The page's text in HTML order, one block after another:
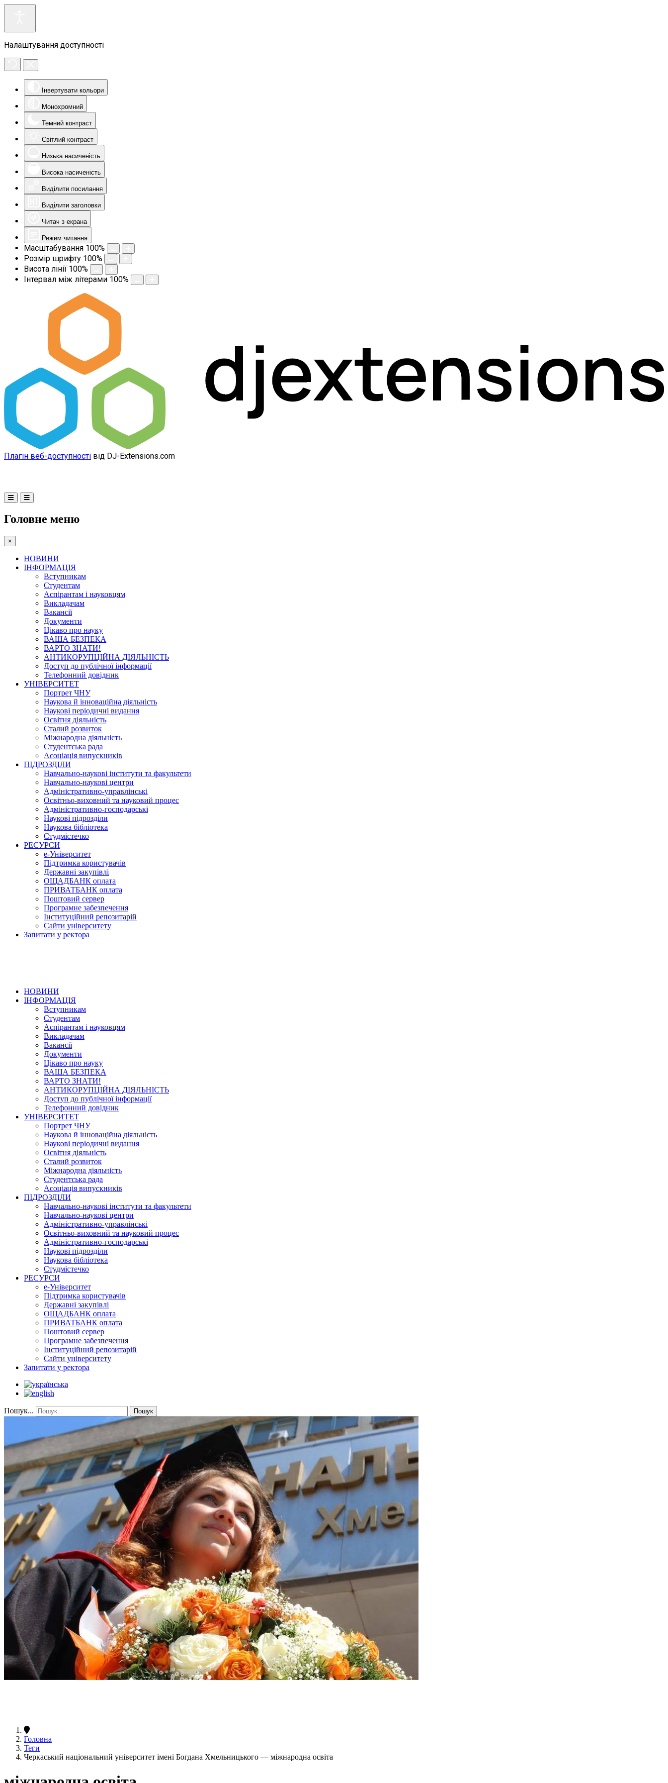
Налаштування доступності
Інвертувати кольори
Монохромний
Темний контраст
Світлий контраст
Низька насиченість
Висока насиченість
Виділити посилання
Виділити заголовки
Читач з екрана
Режим читання
Масштабування 100%
Розмір шрифту 100%
Висота лінії 100%
Інтервал між літерами 100%
Плагін веб-доступності від DJ-Extensions.com
Головне меню
×
НОВИНИ
ІНФОРМАЦІЯ
Вступникам
Студентам
Аспірантам і науковцям
Викладачам
Вакансії
Документи
Цікаво про науку
ВАША БЕЗПЕКА
ВАРТО ЗНАТИ!
АНТИКОРУПЦІЙНА ДІЯЛЬНІСТЬ
Доступ до публічної інформації
Телефонний довідник
УНІВЕРСИТЕТ
Портрет ЧНУ
Наукова й інноваційна діяльність
Наукові періодичні видання
Освітня діяльність
Сталий розвиток
Міжнародна діяльність
Студентська рада
Асоціація випускників
ПІДРОЗДІЛИ
Навчально-наукові інститути та факультети
Навчально-наукові центри
Адміністративно-управлінські
Освітньо-виховний та науковий процес
Адміністративно-господарські
Наукові підрозділи
Наукова бібліотека
Студмістечко
РЕСУРСИ
е-Університет
Підтримка користувачів
Державні закупівлі
ОЩАДБАНК оплата
ПРИВАТБАНК оплата
Поштовий сервер
Програмне забезпечення
Інституційний репозитарій
Сайти університету
Запитати у ректора
НОВИНИ
ІНФОРМАЦІЯ
Вступникам
Студентам
Аспірантам і науковцям
Викладачам
Вакансії
Документи
Цікаво про науку
ВАША БЕЗПЕКА
ВАРТО ЗНАТИ!
АНТИКОРУПЦІЙНА ДІЯЛЬНІСТЬ
Доступ до публічної інформації
Телефонний довідник
УНІВЕРСИТЕТ
Портрет ЧНУ
Наукова й інноваційна діяльність
Наукові періодичні видання
Освітня діяльність
Сталий розвиток
Міжнародна діяльність
Студентська рада
Асоціація випускників
ПІДРОЗДІЛИ
Навчально-наукові інститути та факультети
Навчально-наукові центри
Адміністративно-управлінські
Освітньо-виховний та науковий процес
Адміністративно-господарські
Наукові підрозділи
Наукова бібліотека
Студмістечко
РЕСУРСИ
е-Університет
Підтримка користувачів
Державні закупівлі
ОЩАДБАНК оплата
ПРИВАТБАНК оплата
Поштовий сервер
Програмне забезпечення
Інституційний репозитарій
Сайти університету
Запитати у ректора
Пошук... Пошук
Головна
Теги
Черкаський національний університет імені Богдана Хмельницького — міжнародна освіта